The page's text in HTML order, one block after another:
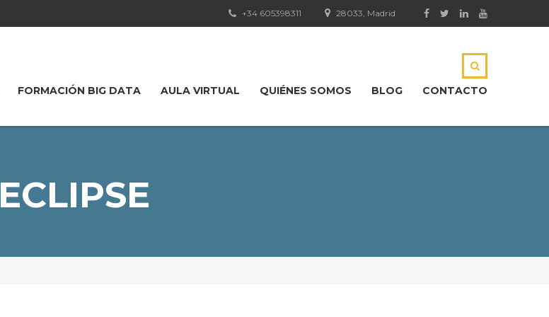
28033, Madrid
+34 605398311
FORMACIÓN BIG DATA AULA VIRTUAL QUIÉNES SOMOS BLOG CONTACTO
ECLIPSE